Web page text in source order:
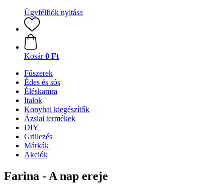
Ügyfélfiók nyitása
Kosár 0 Ft
Fűszerek
Édes és sós
Éléskamra
Italok
Konyhai kiegészítők
Ázsiai termékek
DIY
Grillezés
Márkák
Akciók
Farina - A nap ereje